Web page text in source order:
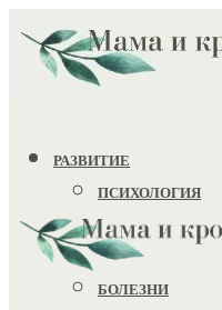
РАЗВИТИЕ
ПСИХОЛОГИЯ
ИГРУШКИ
ЗДОРОВЬЕ
БОЛЕЗНИ